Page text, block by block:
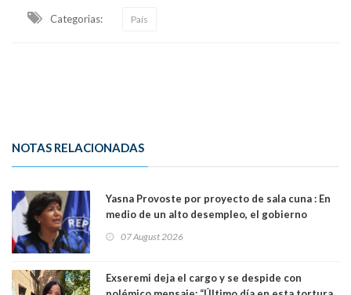
Categorias: País
NOTAS RELACIONADAS
Yasna Provoste por proyecto de sala cuna : En
medio de un alto desempleo, el gobierno
07 August 2026
Exseremi deja el cargo y se despide con